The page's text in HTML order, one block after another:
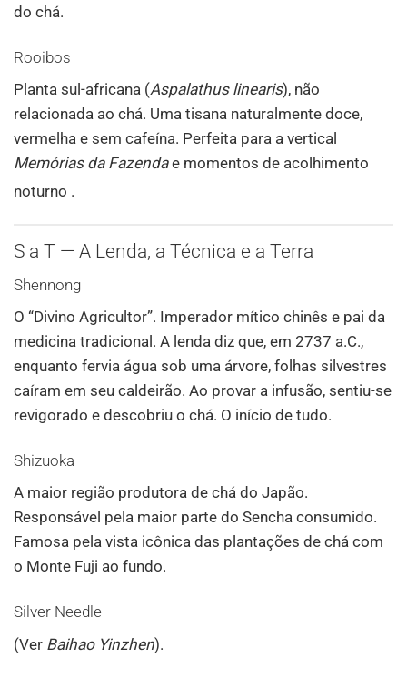
do chá.
Rooibos
Planta sul-africana (Aspalathus linearis), não
relacionada ao chá. Uma tisana naturalmente doce,
vermelha e sem cafeína. Perfeita para a vertical
Memórias da Fazendae momentos de acolhimento
noturno .
S a T — A Lenda, a Técnica e a Terra
Shennong
O “Divino Agricultor”. Imperador mítico chinês e pai da
medicina tradicional. A lenda diz que, em 2737 a.C.,
enquanto fervia água sob uma árvore, folhas silvestres
caíram em seu caldeirão. Ao provar a infusão, sentiu-se
revigorado e descobriu o chá. O início de tudo.
Shizuoka
A maior região produtora de chá do Japão.
Responsável pela maior parte do Sencha consumido.
Famosa pela vista icônica das plantações de chá com
o Monte Fuji ao fundo.
Silver Needle
(Ver Baihao Yinzhen).